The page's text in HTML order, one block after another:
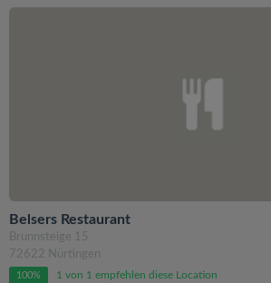
Belsers Restaurant
Brunnsteige 15
72622 Nürtingen
100% 1 von 1 empfehlen diese Location